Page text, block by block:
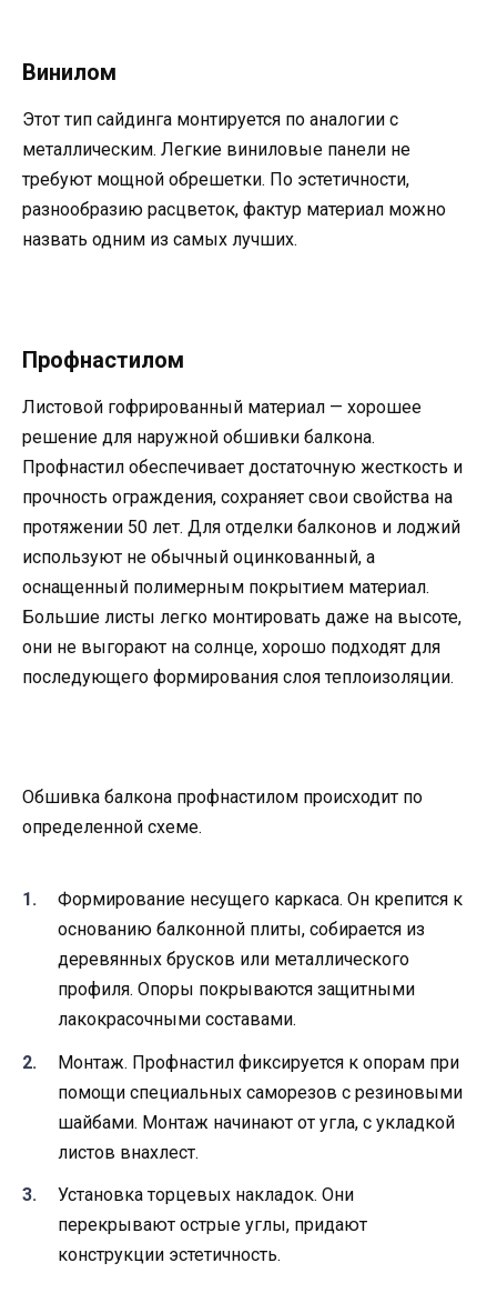
Винилом
Этот тип сайдинга монтируется по аналогии с
металлическим. Легкие виниловые панели не
требуют мощной обрешетки. По эстетичности,
разнообразию расцветок, фактур материал можно
назвать одним из самых лучших.
Профнастилом
Листовой гофрированный материал — хорошее
решение для наружной обшивки балкона.
Профнастил обеспечивает достаточную жесткость и
прочность ограждения, сохраняет свои свойства на
протяжении 50 лет. Для отделки балконов и лоджий
используют не обычный оцинкованный, а
оснащенный полимерным покрытием материал.
Большие листы легко монтировать даже на высоте,
они не выгорают на солнце, хорошо подходят для
последующего формирования слоя теплоизоляции.
Обшивка балкона профнастилом происходит по
определенной схеме.
Формирование несущего каркаса. Он крепится к
основанию балконной плиты, собирается из
деревянных брусков или металлического
профиля. Опоры покрываются защитными
лакокрасочными составами.
Монтаж. Профнастил фиксируется к опорам при
помощи специальных саморезов с резиновыми
шайбами. Монтаж начинают от угла, с укладкой
листов внахлест.
Установка торцевых накладок. Они
перекрывают острые углы, придают
конструкции эстетичность.